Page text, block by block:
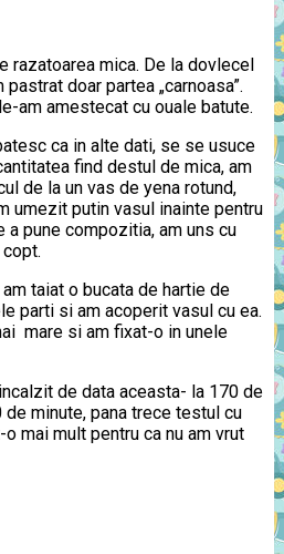
razatoarea mica. De la dovlecel
doar partea „carnoasa”.
am amestecat cu ouale batute.
ca in alte dati, se se usuce
find destul de mica, am
de la un vas de yena rotund,
umezit putin vasul inainte pentru
a pune compozitia, am uns cu
taiat o bucata de hartie de
parti si am acoperit vasul cu ea.
mare si am fixat-o in unele
de data aceasta- la 170 de
minute, pana trece testul cu
mai mult pentru ca nu am vrut